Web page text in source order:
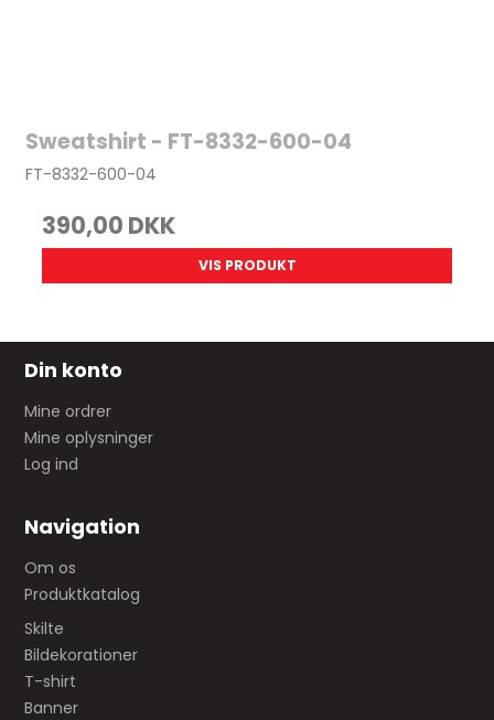
Sweatshirt - FT-8332-600-04
FT-8332-600-04
390,00 DKK
VIS PRODUKT
Din konto
Mine ordrer
Mine oplysninger
Log ind
Navigation
Om os
Produktkatalog
Skilte
Bildekorationer
T-shirt
Banner